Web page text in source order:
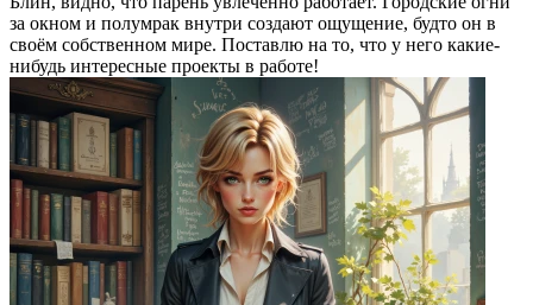
за окном и полумрак внутри создают ощущение, будто он в
своём собственном мире. Поставлю на то, что у него какие-
нибудь интересные проекты в работе!